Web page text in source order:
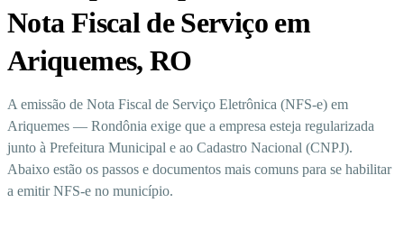
Nota Fiscal de Serviço em
Ariquemes, RO
A emissão de Nota Fiscal de Serviço Eletrônica (NFS-e) em
Ariquemes — Rondônia exige que a empresa esteja regularizada
junto à Prefeitura Municipal e ao Cadastro Nacional (CNPJ).
Abaixo estão os passos e documentos mais comuns para se habilitar
a emitir NFS-e no município.